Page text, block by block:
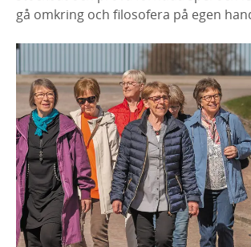
gå omkring och filosofera på egen